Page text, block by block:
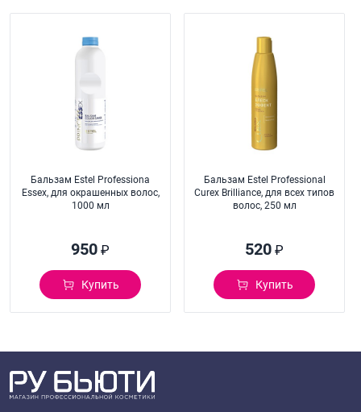
Бальзам Estel Professiona
Essex, для окрашенных волос,
1000 мл
950 ₽
Купить
Бальзам Estel Professional
Curex Brilliance, для всех типов
волос, 250 мл
520 ₽
Купить